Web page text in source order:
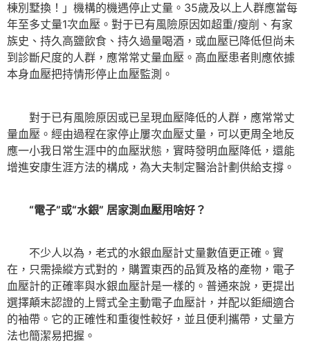
棟別墅換！」機構的機遇停止丈量。35歲及以上人群應當每
年至多丈量1次血壓。對于已有風險原因如超重/瘦削、有家
族史、持久高鹽飲食、持久過量喝酒，或血壓已降低但尚未
到診斷尺度的人群，應常常丈量血壓。高血壓患者則應依據
本身血壓把持情形停止血壓監測。
對于已有風險原因或已呈現血壓降低的人群，應常常丈
量血壓。經由過程在家停止屢次血壓丈量，可以更周全地反
應一小我日常生涯中的血壓狀態，實時發明血壓降低，還能
增進安康生涯方法的構成，為大夫制定醫治計劃供給支撐。
“電子”或“水銀” 居家測血壓用啥好？
不少人以為，老式的水銀血壓計丈量數值更正確。實
在，只需操縱方式對的，購置東西的品質及格的產物，電子
血壓計的正確率與水銀血壓計是一樣的。普通來說，更提出
選擇顛末認證的上臂式全主動電子血壓計，并配以鉅細適合
的袖帶。它的正確性和重復性較好，並且便利攜帶，丈量方
法也簡潔易把握。